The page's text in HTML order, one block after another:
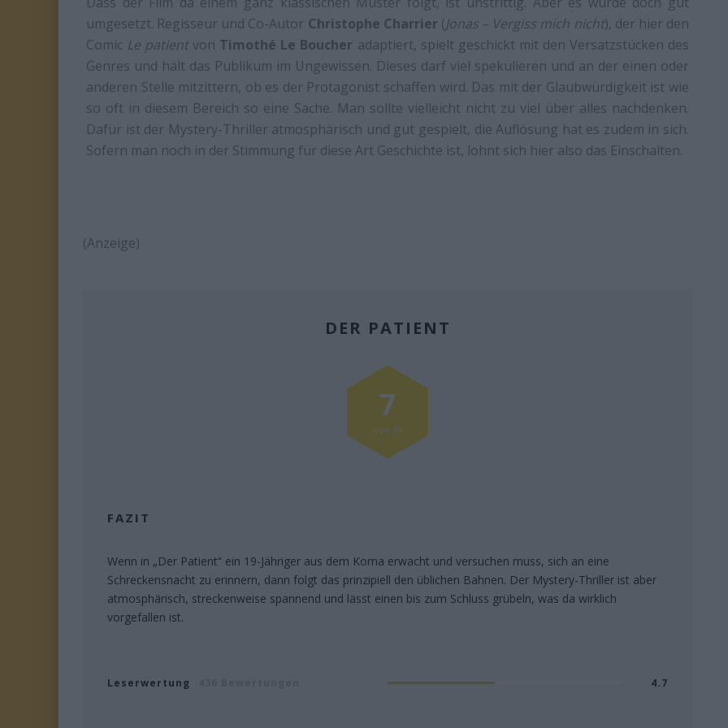
umgesetzt. Regisseur und Co-Autor Christophe Charrier (Jonas – Vergiss mich nicht), der hier den
Comic Le patient von Timothé Le Boucher adaptiert, spielt geschickt mit den Versatzstücken des
Genres und hält das Publikum im Ungewissen. Dieses darf viel spekulieren und an der einen oder
anderen Stelle mitzittern, ob es der Protagonist schaffen wird. Das mit der Glaubwürdigkeit ist wie
so oft in diesem Bereich so eine Sache. Man sollte vielleicht nicht zu viel über alles nachdenken.
Dafür ist der Mystery-Thriller atmosphärisch und gut gespielt, die Auflösung hat es zudem in sich.
Sofern man noch in der Stimmung für diese Art Geschichte ist, lohnt sich hier also das Einschalten.
(Anzeige)
DER PATIENT
FAZIT
Wenn in „Der Patient“ ein 19-Jähriger aus dem Koma erwacht und versuchen muss, sich an eine
Schreckensnacht zu erinnern, dann folgt das prinzipiell den üblichen Bahnen. Der Mystery-Thriller ist aber
atmosphärisch, streckenweise spannend und lässt einen bis zum Schluss grübeln, was da wirklich
vorgefallen ist.
Leserwertung 4.7
7
von 10